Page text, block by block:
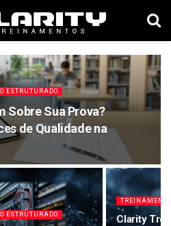
ESTRUTURADO
Sobre Sua Prova?
de Qualidade na
ESTRUTURADO
Clarity